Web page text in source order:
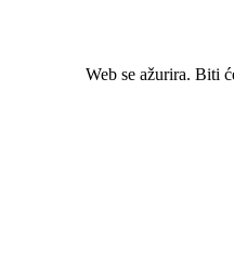
Web se ažurira. Biti